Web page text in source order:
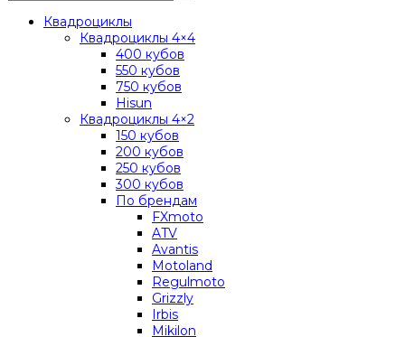
Квадроциклы
Квадроциклы 4×4
400 кубов
550 кубов
750 кубов
Hisun
Квадроциклы 4×2
150 кубов
200 кубов
250 кубов
300 кубов
По брендам
FXmoto
ATV
Avantis
Motoland
Regulmoto
Grizzly
Irbis
Mikilon